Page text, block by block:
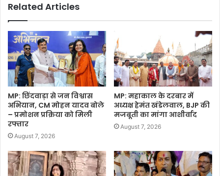
Related Articles
MP: छिंदवाड़ा से जन विश्वास
अभियान, CM मोहन यादव बोले
– प्रमोशन प्रक्रिया को मिली
रफ्तार
August 7, 2026
MP: महाकाल के दरबार में
अध्यक्ष हेमंत खंडेलवाल, BJP की
मजबूती का मांगा आशीर्वाद
August 7, 2026